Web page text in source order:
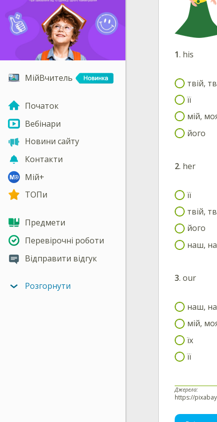
МійВчитель
Початок
Вебінари
Новини сайту
Контакти
Мій+
ТОПи
Предмети
Перевірочні роботи
Відправити відгук
Розгорнути
1. his
твій,
її
мій,
його
2. her
її
твій,
його
наш,
3. our
наш,
мій,
їх
її
Джерела:
https://